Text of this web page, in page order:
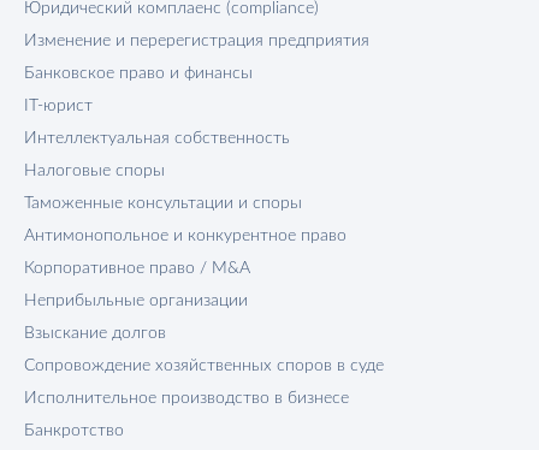
Юридический комплаенс (compliance)
Изменение и перерегистрация предприятия
Банковское право и финансы
IT-юрист
Интеллектуальная собственность
Налоговые споры
Таможенные консультации и споры
Антимонопольное и конкурентное право
Корпоративное право / M&A
Неприбыльные организации
Взыскание долгов
Сопровождение хозяйственных споров в суде
Исполнительное производство в бизнесе
Банкротство